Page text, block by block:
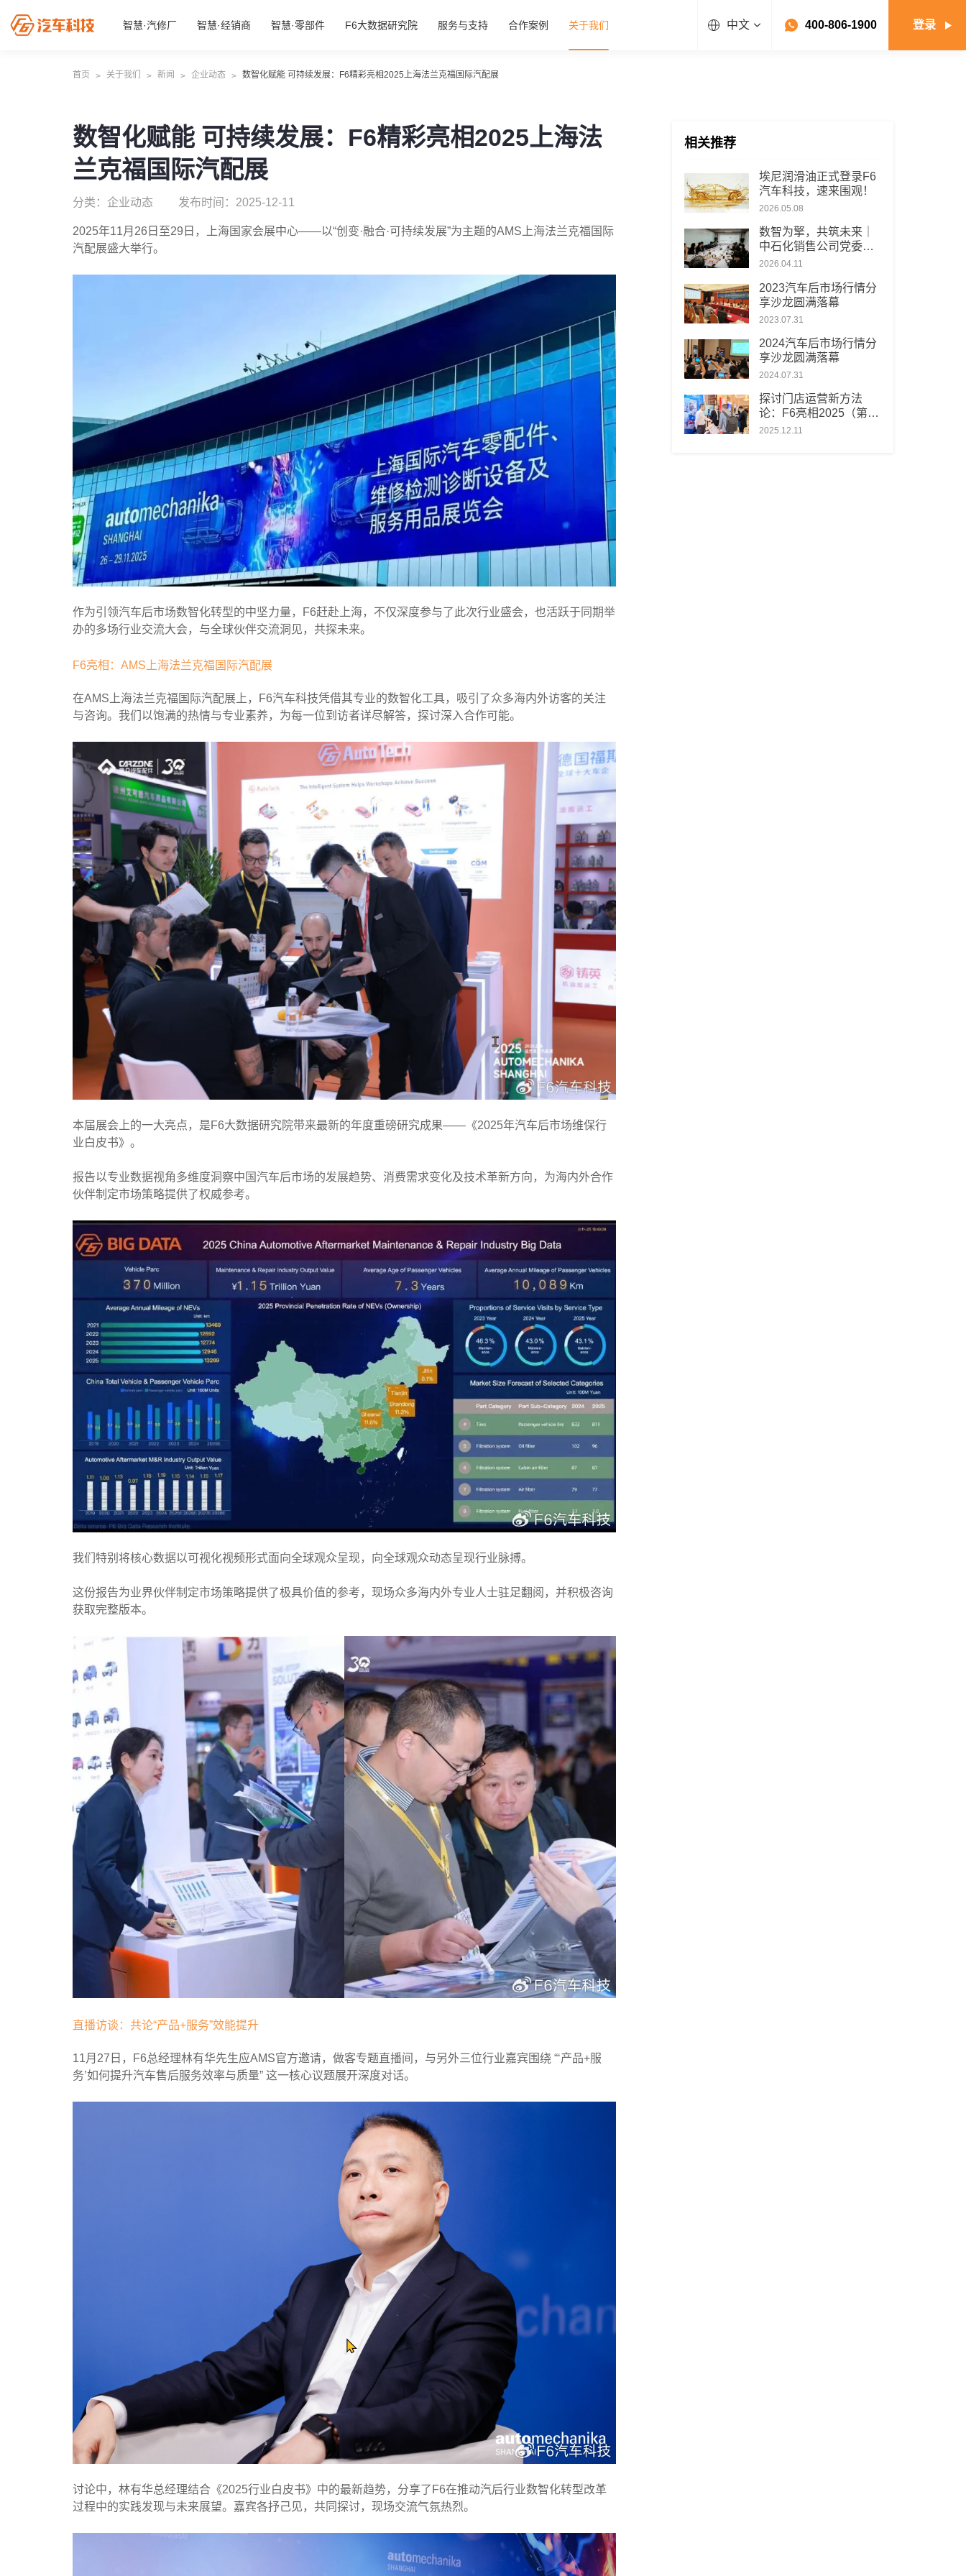
智慧·汽修厂 智慧·经销商 智慧·零部件 F6大数据研究院 服务与支持 合作案例 关于我们 中文 400-806-1900 登录
首页 > 关于我们 > 新闻 > 企业动态 > 数智化赋能 可持续发展：F6精彩亮相2025上海法兰克福国际汽配展
数智化赋能 可持续发展：F6精彩亮相2025上海法
兰克福国际汽配展
分类：企业动态 发布时间：2025-12-11
2025年11月26日至29日，上海国家会展中心——以“创变·融合·可持续发展”为主题的AMS上海法兰克福国际
汽配展盛大举行。
作为引领汽车后市场数智化转型的中坚力量，F6赶赴上海，不仅深度参与了此次行业盛会，也活跃于同期举
办的多场行业交流大会，与全球伙伴交流洞见，共探未来。
F6亮相：AMS上海法兰克福国际汽配展
在AMS上海法兰克福国际汽配展上，F6汽车科技凭借其专业的数智化工具，吸引了众多海内外访客的关注
与咨询。我们以饱满的热情与专业素养，为每一位到访者详尽解答，探讨深入合作可能。
本届展会上的一大亮点，是F6大数据研究院带来最新的年度重磅研究成果——《2025年汽车后市场维保行
业白皮书》。
报告以专业数据视角多维度洞察中国汽车后市场的发展趋势、消费需求变化及技术革新方向，为海内外合作
伙伴制定市场策略提供了权威参考。
我们特别将核心数据以可视化视频形式面向全球观众呈现，向全球观众动态呈现行业脉搏。
这份报告为业界伙伴制定市场策略提供了极具价值的参考，现场众多海内外专业人士驻足翻阅，并积极咨询
获取完整版本。
直播访谈：共论“产品+服务”效能提升
11月27日，F6总经理林有华先生应AMS官方邀请，做客专题直播间，与另外三位行业嘉宾围绕 “‘产品+服
务’如何提升汽车售后服务效率与质量” 这一核心议题展开深度对话。
讨论中，林有华总经理结合《2025行业白皮书》中的最新趋势，分享了F6在推动汽后行业数智化转型改革
过程中的实践发现与未来展望。嘉宾各抒己见，共同探讨，现场交流气氛热烈。
相关推荐
埃尼润滑油正式登录F6
汽车科技，速来围观！
2026.05.08
数智为擎，共筑未来｜
中石化销售公司党委副
书记王欣一行到访F6，
智化布局
2026.04.11
2023汽车后市场行情分
享沙龙圆满落幕
2023.07.31
2024汽车后市场行情分
享沙龙圆满落幕
2024.07.31
探讨门店运营新方法
论：F6亮相2025（第十
届）汽车服务连锁发展
2025.12.11